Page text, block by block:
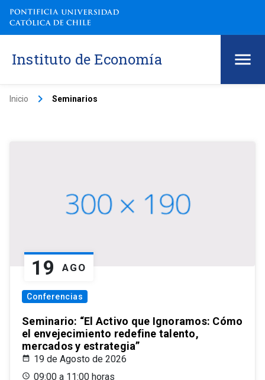
Instituto de Economía
Inicio keyboard_arrow_right Seminarios
19 AGO
Conferencias
Seminario: “El Activo que Ignoramos: Cómo
el envejecimiento redefine talento,
mercados y estrategia”
19 de Agosto de 2026
09:00 a 11:00 horas